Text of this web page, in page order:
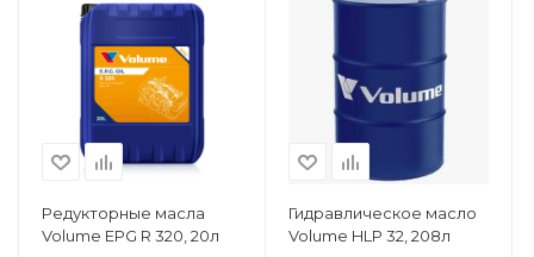
Редукторные масла
Volume EPG R 320, 20л
Гидравлическое масло
Volume HLP 32, 208л